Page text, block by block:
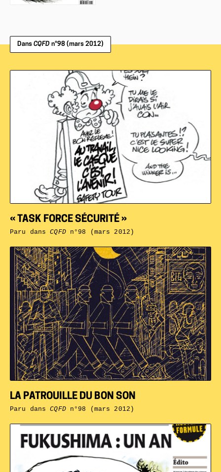
Dans CQFD n°98 (mars 2012)
LA PATROUILLE DU BON SON
Paru dansCQFDn°98 (mars 2012)
« TASK FORCE SÉCURITÉ »
Paru dansCQFDn°98 (mars 2012)